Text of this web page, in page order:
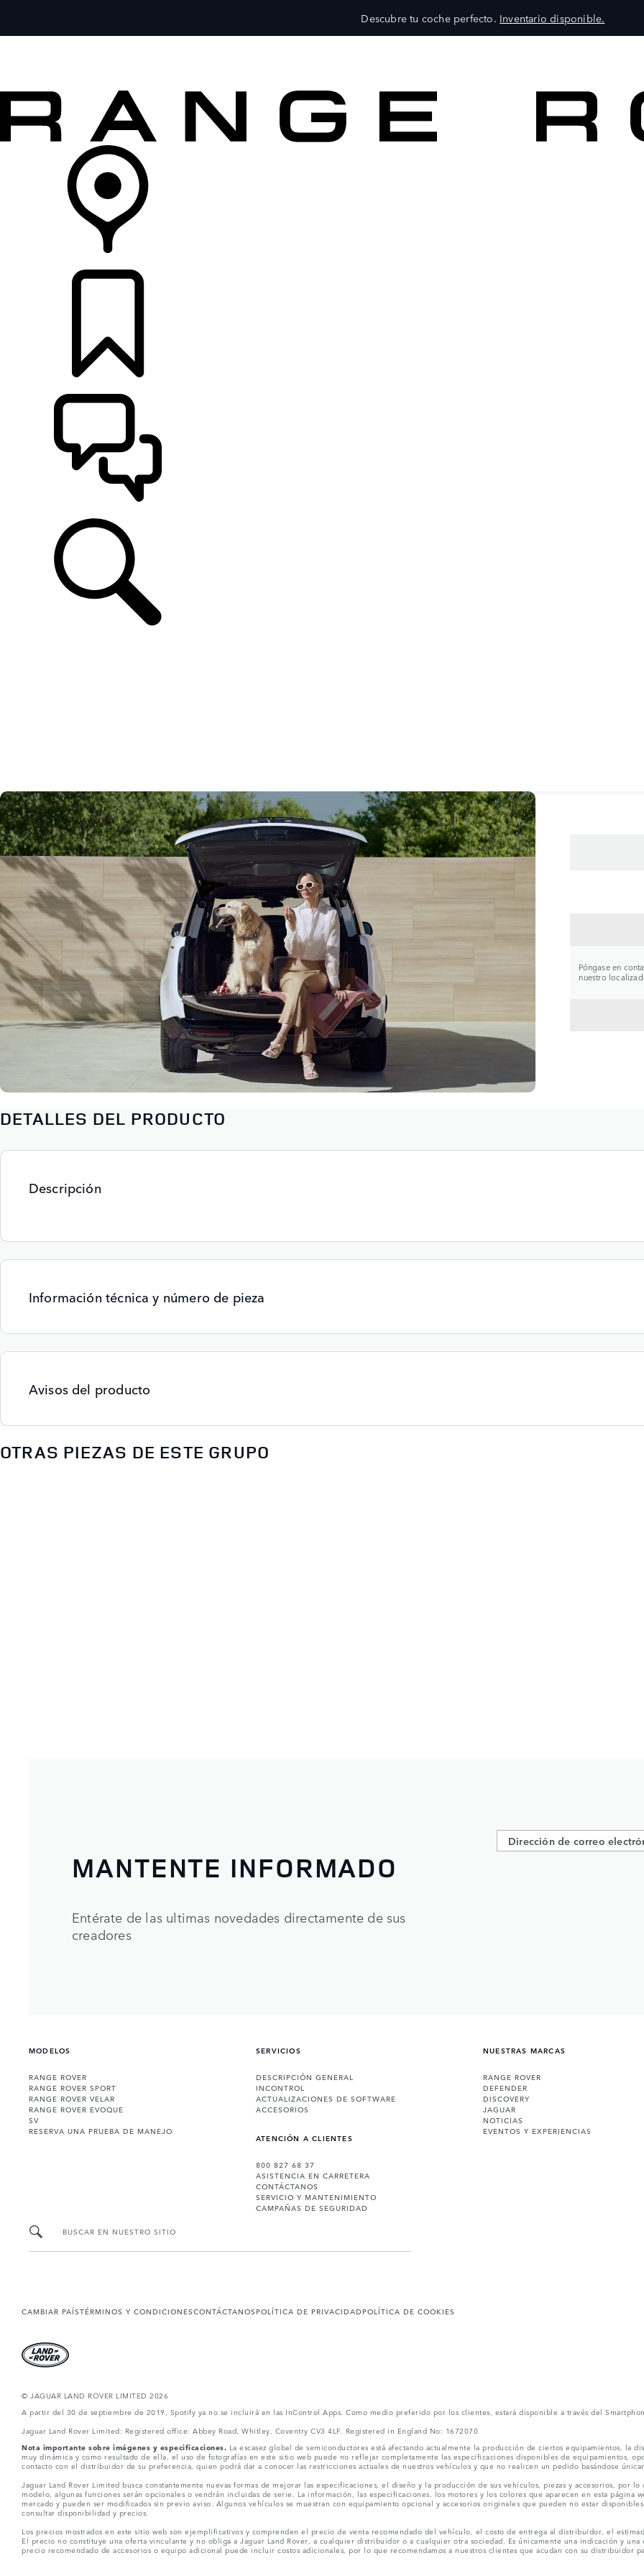
Descubre tu coche perfecto. Inventario disponible.
Póngase en
nuestro
DETALLES DEL PRODUCTO
Descripción
Información técnica y número de pieza
Avisos del producto
OTRAS PIEZAS DE ESTE GRUPO
MANTENTE INFORMADO
Entérate de las ultimas novedades directamente de sus
creadores
MODELOS
RANGE ROVER
RANGE ROVER SPORT
RANGE ROVER VELAR
RANGE ROVER EVOQUE
SV
RESERVA UNA PRUEBA DE MANEJO
SERVICIOS
DESCRIPCIÓN GENERAL
INCONTROL
ACTUALIZACIONES DE SOFTWARE
ACCESORIOS
ATENCIÓN A CLIENTES
800 827 68 37
ASISTENCIA EN CARRETERA
CONTÁCTANOS
SERVICIO Y MANTENIMIENTO
CAMPAÑAS DE SEGURIDAD
NUESTRAS MARCAS
RANGE ROVER
DEFENDER
DISCOVERY
JAGUAR
NOTICIAS
EVENTOS Y EXPERIENCIAS
BUSCAR EN NUESTRO SITIO
CAMBIAR PAÍSTÉRMINOS Y CONDICIONESCONTÁCTANOSPOLÍTICA DE PRIVACIDADPOLÍTICA DE COOKIES
© JAGUAR LAND ROVER LIMITED 2026
A partir del 30 de septiembre de 2019, Spotify ya no se incluirá en las InControl Apps. Como medio preferido por los clientes, estará disponible a través del
Jaguar Land Rover Limited: Registered office: Abbey Road, Whitley, Coventry CV3 4LF. Registered in England No: 1672070
Nota importante sobre imágenes y especificaciones. La escasez global de semiconductores está afectando actualmente la producción de ciertos equipamientos, la
muy dinámica y como resultado de ella, el uso de fotografías en este sitio web puede no reflejar completamente las especificaciones disponibles de equipamientos,
contacto con el distribuidor de su preferencia, quien podrá dar a conocer las restricciones actuales de nuestros vehículos y que no realicen un pedido basándose
Jaguar Land Rover Limited busca constantemente nuevas formas de mejorar las especificaciones, el diseño y la producción de sus vehículos, piezas y accesorios, por
modelo, algunas funciones serán opcionales o vendrán incluidas de serie. La información, las especificaciones, los motores y los colores que aparecen en esta página
mercado y pueden ser modificados sin previo aviso. Algunos vehículos se muestran con equipamiento opcional y accesorios originales que pueden no estar
consultar disponibilidad y precios.
Los precios mostrados en este sitio web son ejemplificativos y comprenden el precio de venta recomendado del vehículo, el costo de entrega al distribuidor, el
El precio no constituye una oferta vinculante y no obliga a Jaguar Land Rover, a cualquier distribuidor o a cualquier otra sociedad. Es únicamente una indicación y
precio recomendado de accesorios o equipo adicional puede incluir costos adicionales, por lo que recomendamos a nuestros clientes que acudan con su distribuidor